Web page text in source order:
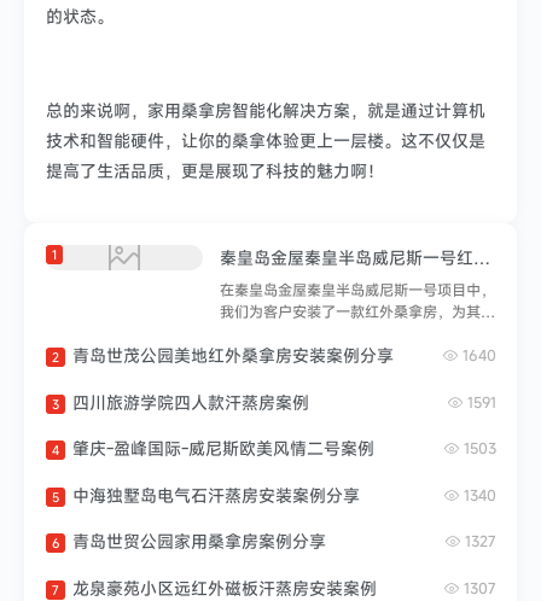
的状态。
总的来说啊，家用桑拿房智能化解决方案，就是通过计算机
技术和智能硬件，让你的桑拿体验更上一层楼。这不仅仅是
提高了生活品质，更是展现了科技的魅力啊！
1 秦皇岛金屋秦皇半岛威尼斯一号红外桑拿房安装案例分享
在秦皇岛金屋秦皇半岛威尼斯一号项目中，
我们为客户安装了一款红外桑拿房，为其提
描述：准备工作：在安装开始之前，我们对
拿房的尺寸和设计符合客户需求和现场条
安排专业团队将其运输至秦皇岛金屋秦皇半
和团队进行搬运，以确保桑拿房安全到达安
装位置。组装结构：一旦桑拿房运抵现场，
和说明书，我们逐步搭建桑拿房的框架和墙
2 青岛世茂公园美地红外桑拿房安装案例分享 1640
3 四川旅游学院四人款汗蒸房案例 1591
4 肇庆-盈峰国际-威尼斯欧美风情二号案例 1503
5 中海独墅岛电气石汗蒸房安装案例分享 1340
6 青岛世贸公园家用桑拿房案例分享 1327
7 龙泉豪苑小区远红外磁板汗蒸房安装案例 1307